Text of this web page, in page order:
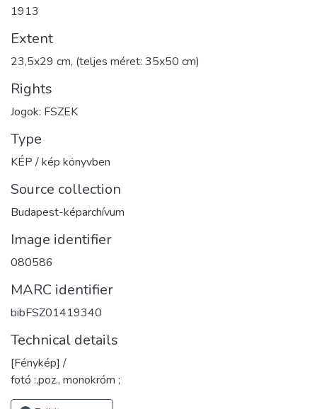
1913
Extent
23,5x29 cm, (teljes méret: 35x50 cm)
Rights
Jogok: FSZEK
Type
KÉP / kép könyvben
Source collection
Budapest-képarchívum
Image identifier
080586
MARC identifier
bibFSZ01419340
Technical details
[Fénykép] /
fotó :,poz., monokróm ;